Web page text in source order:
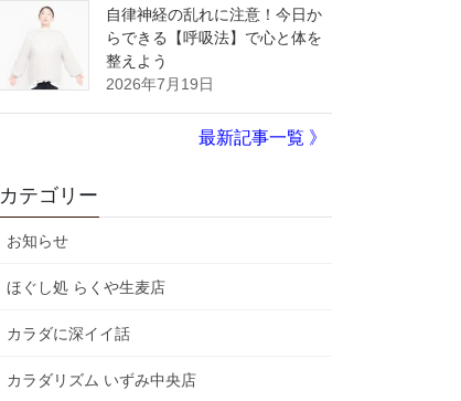
自律神経の乱れに注意！今日か
らできる【呼吸法】で心と体を
整えよう
2026年7月19日
最新記事一覧 》
カテゴリー
お知らせ
ほぐし処 らくや生麦店
カラダに深イイ話
カラダリズム いずみ中央店